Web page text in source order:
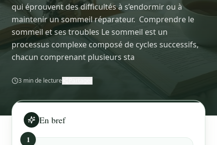
qui éprouvent des difficultés à s’endormir ou à
maintenir un sommeil réparateur. Comprendre le
sommeil et ses troubles Le sommeil est un
processus complexe composé de cycles successifs,
chacun comprenant plusieurs sta
3 min de lecture
En bref
1